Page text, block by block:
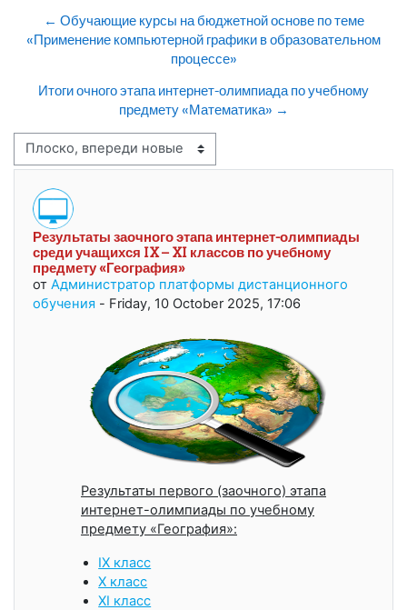
← Обучающие курсы на бюджетной основе по теме
«Применение компьютерной графики в образовательном
процессе»
Итоги очного этапа интернет-олимпиада по учебному
предмету «Математика» →
Режим отображения
Результаты заочного этапа интернет-олимпиады
среди учащихся IX – XI классов по учебному
предмету «География»
от Администратор платформы дистанционного
обучения - Friday, 10 October 2025, 17:06
Количество ответов: 0
Результаты первого (заочного) этапа
интернет-олимпиады по учебному
предмету «География»:
IX класс
X класс
XI класс